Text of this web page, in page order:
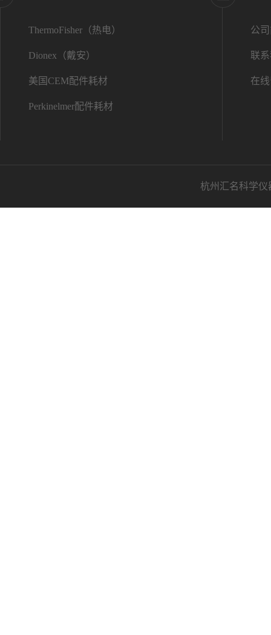
ThermoFisher（热电）
Dionex（戴安）
美国CEM配件耗材
Perkinelmer配件耗材
公
联
在
杭州汇名科学仪